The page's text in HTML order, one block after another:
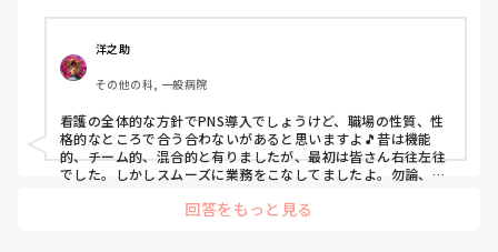
じざるを得ませんでした。
色々な病棟に入院したことのある患者さんも、「(私が異動
する前の病棟の方が)新人が患者から見てもよく動けてた
よ」と言っていました。
現病棟はPNSだけれども、結局は忙しくて、新人の面倒を見
てられず、清潔ケアや単純に点滴を繋げてくるなど、簡単な
仕事しか新人にさせていませんでした。PNSを廃止した病棟
では、イベントは必ずと言っていいほど新人に担当させて、
ることがどんどん増えていったと思っています。
洋之助
その他の科, 一般病院
看護の全体的な方針でPNS導入でしょうけど、職場の性質、性
格的なところで合う合わないがあると思いますよ🎵昔は機能
的、チーム的、混合的と有りましたが、最初は皆さん右往左往
でした。しかしスムーズに業務をこなしてましたよ。勿論、指
と意見交換を行うべきと思いますよ🎵それに人手が足りないの
回答をもっと見る